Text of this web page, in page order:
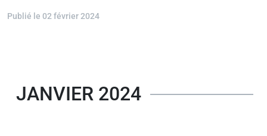
Publié le 02 février 2024
JANVIER 2024